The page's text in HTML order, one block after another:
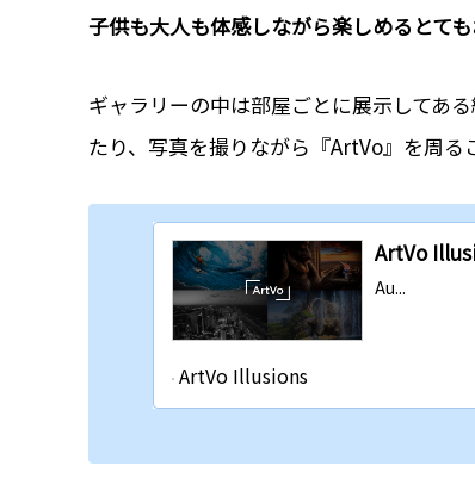
子供も大人も体感しながら楽しめるとて
ギャラリーの中は部屋ごとに展示してあ
たり、写真を撮りながら『ArtVo』を周る
ArtVo
Au...
ArtVo Illusions